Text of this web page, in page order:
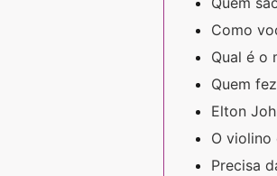
Como
Qual é o
Quem
Elton
O violino
Precisa